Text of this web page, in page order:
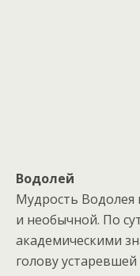
Bодолей
Mудрость
и необычной. По
академическими
голову